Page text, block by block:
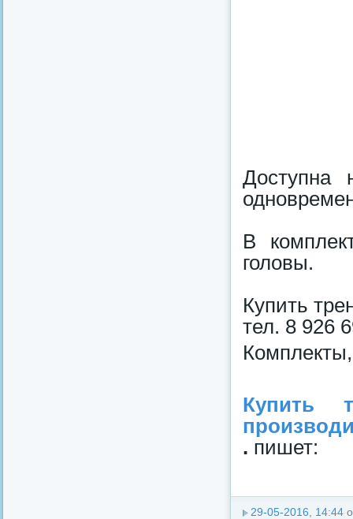
В
головы.
Купить
тел. 8 926
Купить
. пишет:
29-05-2016, 14:44